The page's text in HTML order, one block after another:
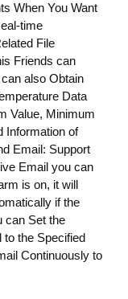
When You Want
time
File
Friends can
also Obtain
Data
Value, Minimum
Information of
Email: Support
Email you can
is on, it will
if the
can Set the
to the Specified
Continuously to